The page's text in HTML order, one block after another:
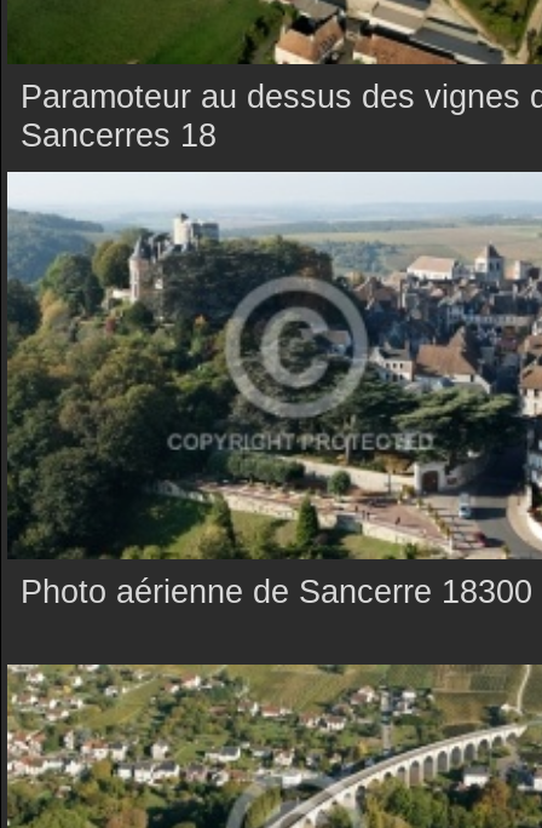
Paramoteur au dessus des vignes
Sancerres 18
Photo aérienne de Sancerre 18300